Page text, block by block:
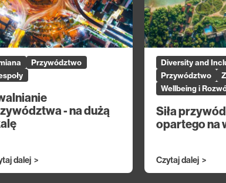
Przywództwo
- na dużą
dalej
Diversity and
Przywództwo
Wellbeing i
Siła
opartego na
Czytaj dalej